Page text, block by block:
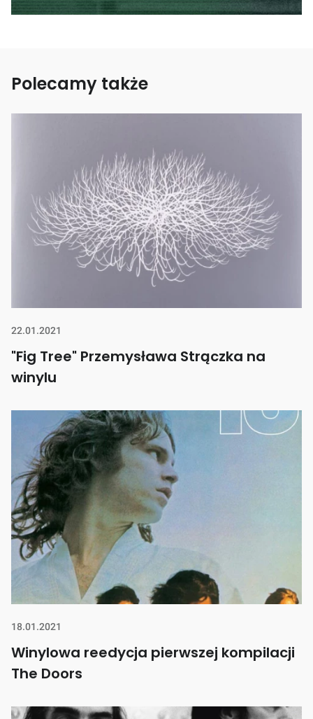
Polecamy także
22.01.2021
"Fig Tree" Przemysława Strączka na
winylu
18.01.2021
Winylowa reedycja pierwszej kompilacji
The Doors